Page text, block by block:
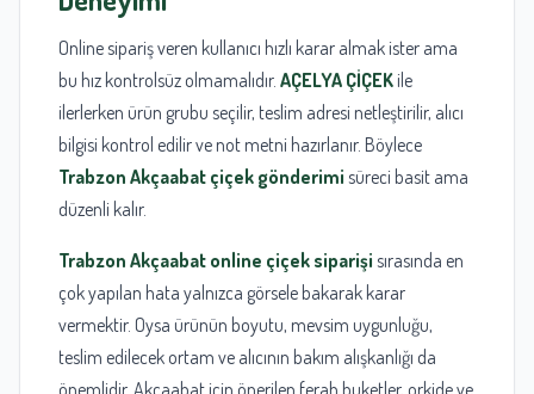
Online sipariş veren kullanıcı hızlı karar almak ister ama
bu hız kontrolsüz olmamalıdır. AÇELYA ÇİÇEK ile
ilerlerken ürün grubu seçilir, teslim adresi netleştirilir, alıcı
bilgisi kontrol edilir ve not metni hazırlanır. Böylece
Trabzon Akçaabat çiçek gönderimi süreci basit ama
düzenli kalır.
Trabzon Akçaabat online çiçek siparişi sırasında en
çok yapılan hata yalnızca görsele bakarak karar
vermektir. Oysa ürünün boyutu, mevsim uygunluğu,
teslim edilecek ortam ve alıcının bakım alışkanlığı da
önemlidir. Akçaabat için önerilen ferah buketler, orkide ve